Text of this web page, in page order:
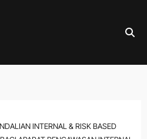
INTERNAL & RISK BASED